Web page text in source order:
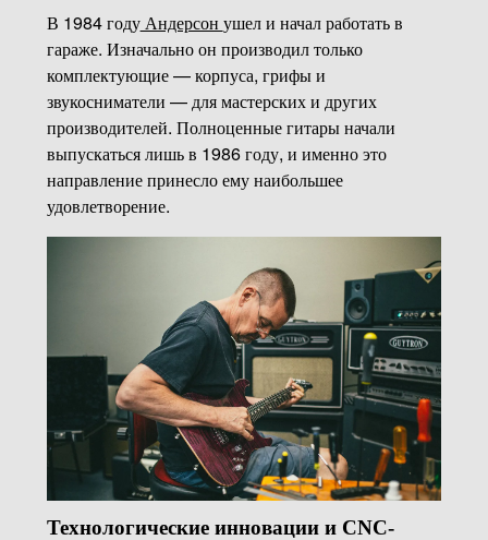
В 1984 годуАндерсон ушел и начал работать в
гараже. Изначально он производил только
комплектующие — корпуса, грифы и
звукосниматели — для мастерских и других
производителей. Полноценные гитары начали
выпускаться лишь в 1986 году, и именно это
направление принесло ему наибольшее
удовлетворение.
Технологические инновации и CNC-